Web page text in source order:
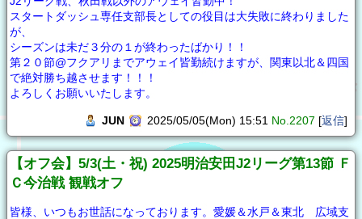
スタートダッシュ専任支部長としての役目は大失敗に終わりました
が、
シーズンは未だ３分の１が終わったばかり！！
第２０節@フクアリまでアウェイ皆勤続けますが、関東以北＆四国
で絶対勝ち越させます！！！
よろしくお願いいたします。
JUN 2025/05/05(Mon) 15:51 No.2207 [返信]
【オフ会】5/3(土・祝) 2025明治安田J2リーグ第13節 Ｆ
Ｃ今治戦 観戦オフ
皆様、いつもお世話になっております。愛媛＆水戸＆東北 広域支